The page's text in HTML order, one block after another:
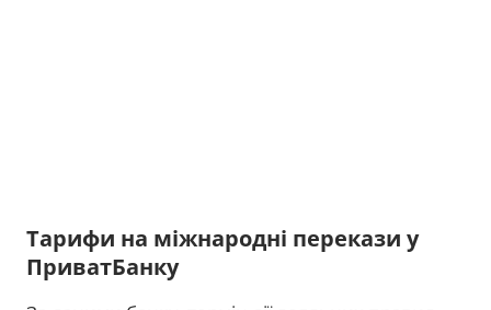
Тарифи на міжнародні перекази у
ПриватБанку